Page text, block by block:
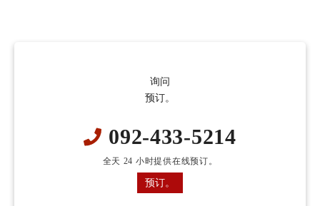
询问
预订。
092-433-5214
全天 24 小时提供在线预订。
预订。